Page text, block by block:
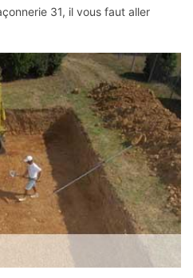
31, il vous faut aller